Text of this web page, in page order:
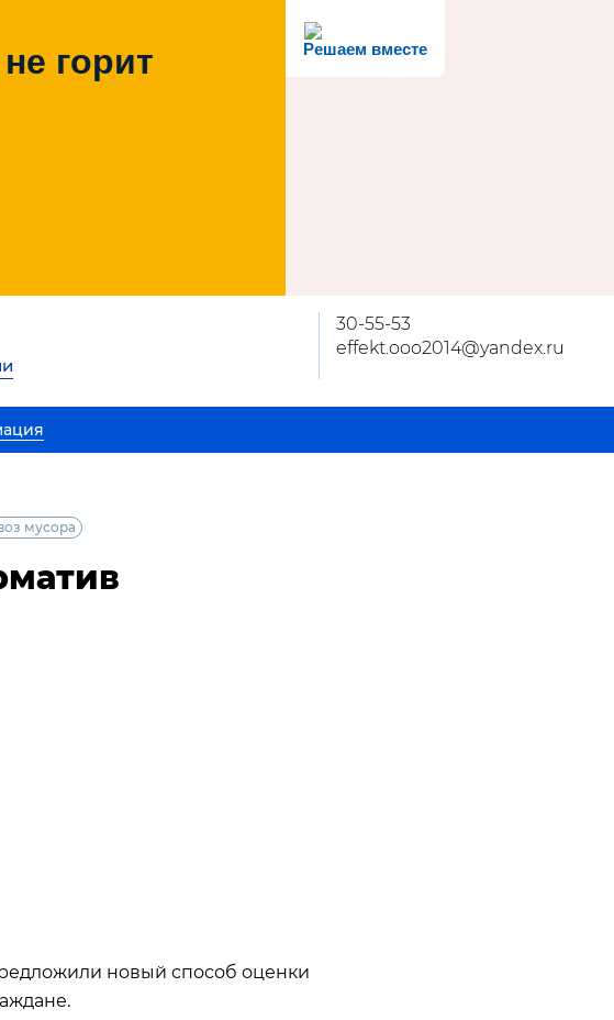
Решаем вместе
горит
30-55-53
effekt.ooo2014@yandex.ru
мусора
новый способ оценки